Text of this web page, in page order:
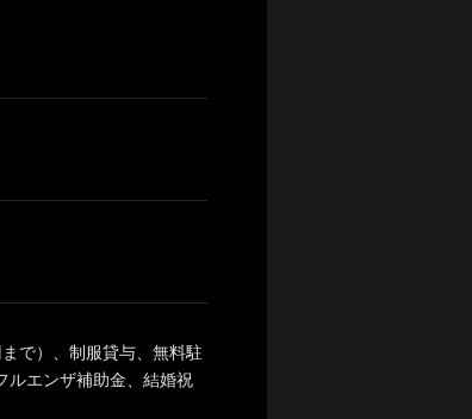
で）、制服貸与、無料駐
ルエンザ補助金、結婚祝